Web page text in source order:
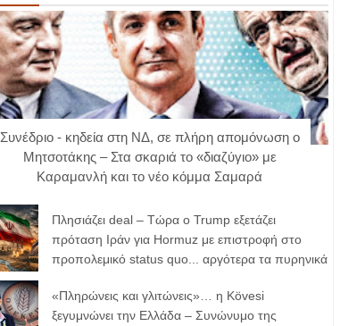
Συνέδριο - κηδεία στη ΝΔ, σε πλήρη απομόνωση ο
Μητσοτάκης – Στα σκαριά το «διαζύγιο» με
Καραμανλή και το νέο κόμμα Σαμαρά
Πλησιάζει deal – Τώρα ο Trump εξετάζει
πρόταση Ιράν για Hormuz με επιστροφή στο
προπολεμικό status quo... αργότερα τα πυρηνικά
«Πληρώνεις και γλιτώνεις»… η Kövesi
ξεγυμνώνει την Ελλάδα – Συνώνυμο της